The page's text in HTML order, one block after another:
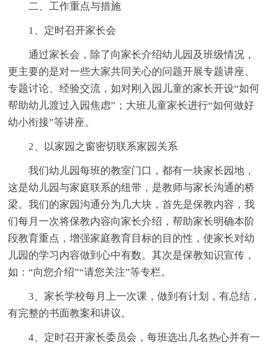
二、工作重点与措施
1、定时召开家长会
通过家长会，除了向家长介绍幼儿园及班级情况，
更主要的是对一些大家共同关心的问题开展专题讲座、
专题讨论、经验交流，如对刚入园儿童的家长开设“如何
帮助幼儿渡过入园焦虑”；大班儿童家长进行“如何做好
幼小衔接”等讲座。
2、以家园之窗密切联系家园关系
我们幼儿园每班的教室门口，都有一块家长园地，
这是幼儿园与家庭联系的纽带，是教师与家长沟通的桥
梁。我们的家园沟通分为几大块，首先是保教内容，我
们每月一次将保教内容向家长介绍，帮助家长明确本阶
段教育重点，增强家庭教育目标的目的性，使家长对幼
儿园的学习内容做到心中有数。其次是保教知识宣传，
如：“向您介绍”“请您关注”等专栏。
3、家长学校每月上一次课，做到有计划，有总结，
有完整的书面教案和讲议。
4、定时召开家长委员会，每班选出几名热心并有一